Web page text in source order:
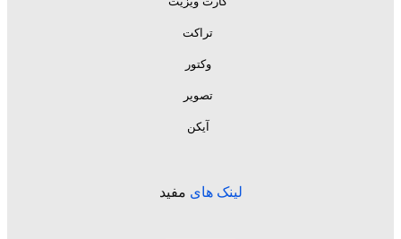
تراکت
وکتور
تصویر
آیکن
لینک های مفید